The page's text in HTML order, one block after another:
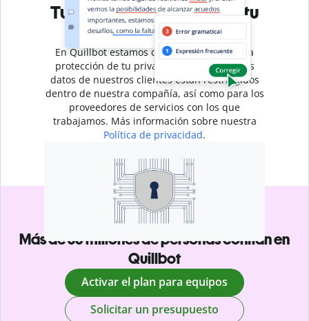
Tu escritura pertenece a tu
empresa
En Quillbot estamos comprometidos con la
protección de tu privacidad. El acceso a los
datos de nuestros clientes están restringidos
dentro de nuestra compañía, así como para los
proveedores de servicios con los que
trabajamos. Más información sobre nuestra
Política de privacidad.
Más de 35 millones de personas confían en
Quillbot
Activar el plan para equipos
Solicitar un presupuesto